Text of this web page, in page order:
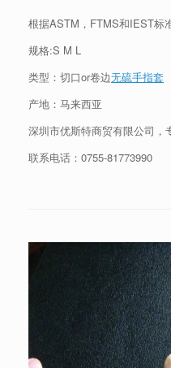
根据ASTM，FTMS和IEST标
规格:S M L
类型：切口or卷边无硫手指套
产地：马来西亚
深圳市优斯特商贸有限公司，
联系电话： 0755-81773990